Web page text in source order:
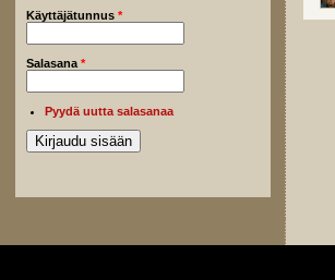
Käyttäjätunnus *
Salasana *
Pyydä uutta salasanaa